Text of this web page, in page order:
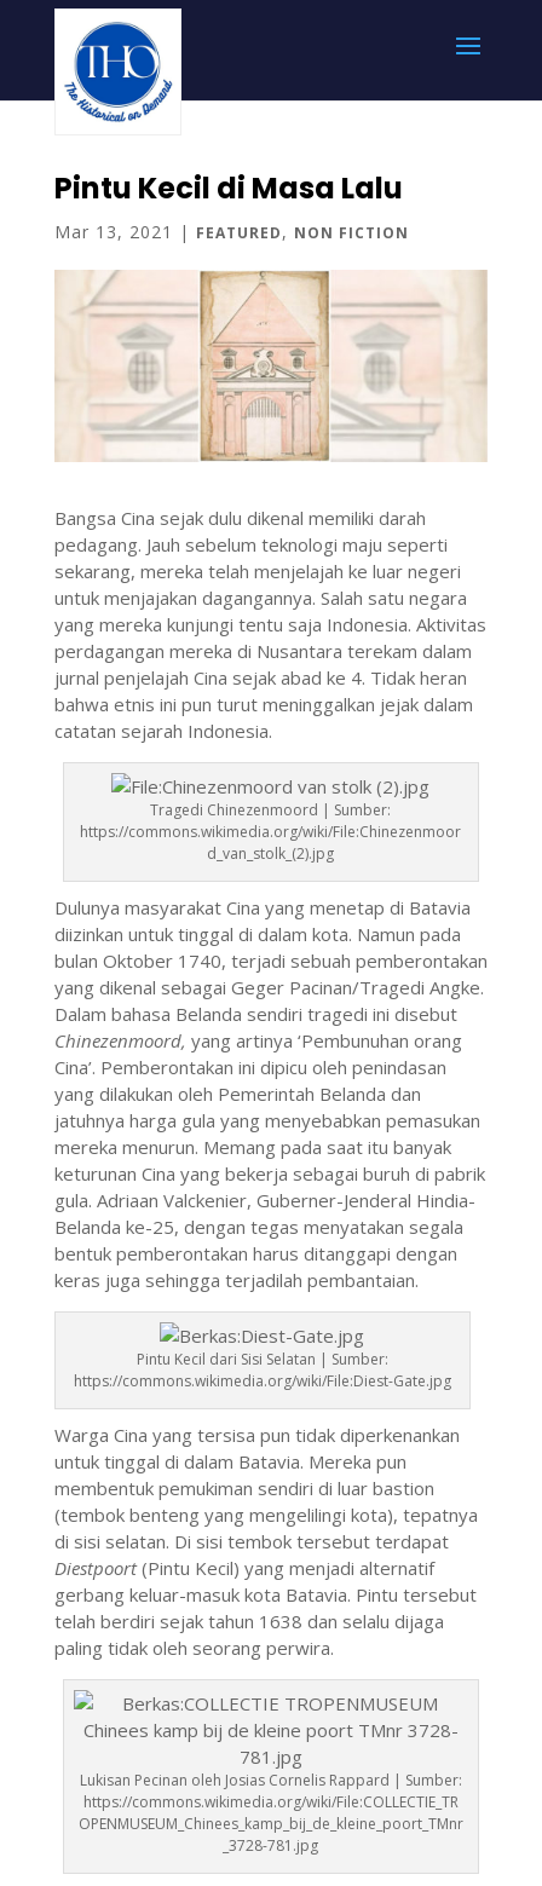
Pintu Kecil di Masa Lalu
Mar 13, 2021 | FEATURED, NON FICTION
Bangsa Cina sejak dulu dikenal memiliki darah
pedagang. Jauh sebelum teknologi maju seperti
sekarang, mereka telah menjelajah ke luar negeri
untuk menjajakan dagangannya. Salah satu negara
yang mereka kunjungi tentu saja Indonesia. Aktivitas
perdagangan mereka di Nusantara terekam dalam
jurnal penjelajah Cina sejak abad ke 4. Tidak heran
bahwa etnis ini pun turut meninggalkan jejak dalam
catatan sejarah Indonesia.
Tragedi Chinezenmoord | Sumber:
https://commons.wikimedia.org/wiki/File:Chinezenmoor
d_van_stolk_(2).jpg
Dulunya masyarakat Cina yang menetap di Batavia
diizinkan untuk tinggal di dalam kota. Namun pada
bulan Oktober 1740, terjadi sebuah pemberontakan
yang dikenal sebagai Geger Pacinan/Tragedi Angke.
Dalam bahasa Belanda sendiri tragedi ini disebut
Chinezenmoord, yang artinya ‘Pembunuhan orang
Cina’. Pemberontakan ini dipicu oleh penindasan
yang dilakukan oleh Pemerintah Belanda dan
jatuhnya harga gula yang menyebabkan pemasukan
mereka menurun. Memang pada saat itu banyak
keturunan Cina yang bekerja sebagai buruh di pabrik
gula. Adriaan Valckenier, Guberner-Jenderal Hindia-
Belanda ke-25, dengan tegas menyatakan segala
bentuk pemberontakan harus ditanggapi dengan
keras juga sehingga terjadilah pembantaian.
Pintu Kecil dari Sisi Selatan | Sumber:
https://commons.wikimedia.org/wiki/File:Diest-Gate.jpg
Warga Cina yang tersisa pun tidak diperkenankan
untuk tinggal di dalam Batavia. Mereka pun
membentuk pemukiman sendiri di luar bastion
(tembok benteng yang mengelilingi kota), tepatnya
di sisi selatan. Di sisi tembok tersebut terdapat
Diestpoort(Pintu Kecil) yang menjadi alternatif
gerbang keluar-masuk kota Batavia. Pintu tersebut
telah berdiri sejak tahun 1638 dan selalu dijaga
paling tidak oleh seorang perwira.
Lukisan Pecinan oleh Josias Cornelis Rappard | Sumber:
https://commons.wikimedia.org/wiki/File:COLLECTIE_TR
OPENMUSEUM_Chinees_kamp_bij_de_kleine_poort_TMnr
_3728-781.jpg